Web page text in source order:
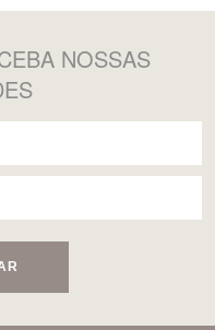
NOSSAS